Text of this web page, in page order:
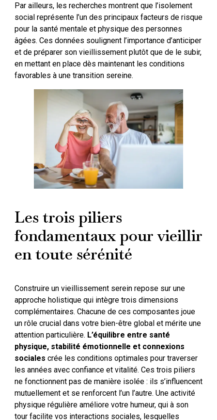
Par ailleurs, les recherches montrent que l’isolement
social représente l’un des principaux facteurs de risque
pour la santé mentale et physique des personnes
âgées. Ces données soulignent l’importance d’anticiper
et de préparer son vieillissement plutôt que de le subir,
en mettant en place dès maintenant les conditions
favorables à une transition sereine.
Les trois piliers
fondamentaux pour vieillir
en toute sérénité
Construire un vieillissement serein repose sur une
approche holistique qui intègre trois dimensions
complémentaires. Chacune de ces composantes joue
un rôle crucial dans votre bien-être global et mérite une
attention particulière. L’équilibre entre santé
physique, stabilité émotionnelle et connexions
sociales crée les conditions optimales pour traverser
les années avec confiance et vitalité. Ces trois piliers
ne fonctionnent pas de manière isolée : ils s’influencent
mutuellement et se renforcent l’un l’autre. Une activité
physique régulière améliore votre humeur, qui à son
tour facilite vos interactions sociales, lesquelles